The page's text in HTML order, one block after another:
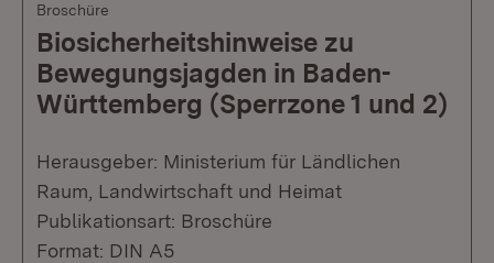
Broschüre
Biosicherheitshinweise zu
Bewegungsjagden in Baden-
Württemberg (Sperrzone 1 und 2)
Herausgeber: Ministerium für Ländlichen
Raum, Landwirtschaft und Heimat
Publikationsart: Broschüre
Format: DIN A5